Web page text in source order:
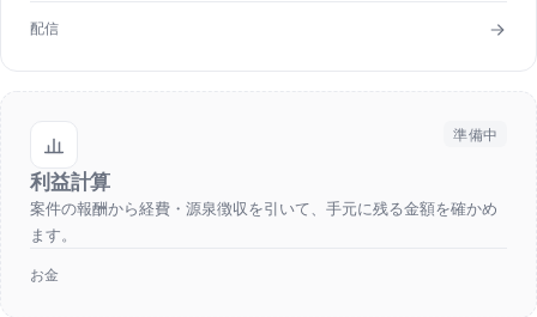
配信
準備中
利益計算
案件の報酬から経費・源泉徴収を引いて、手元に残る金額を確かめ
ます。
お金